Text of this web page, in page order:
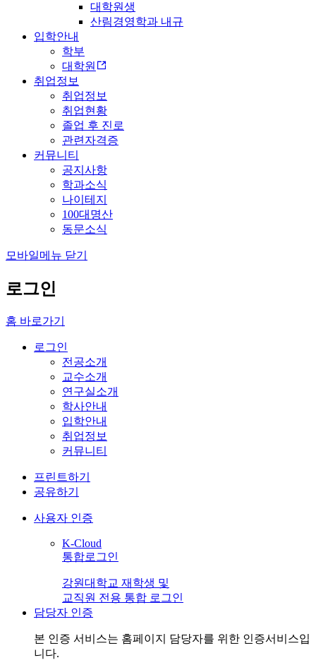
대학원생
산림경영학과 내규
입학안내
학부
대학원
취업정보
취업정보
취업현황
졸업 후 진로
관련자격증
커뮤니티
공지사항
학과소식
나이테지
100대명산
동문소식
모바일메뉴 닫기
로그인
홈 바로가기
로그인
전공소개
교수소개
연구실소개
학사안내
입학안내
취업정보
커뮤니티
프린트하기
공유하기
사용자 인증
K-Cloud
통합로그인
강원대학교 재학생 및
교직원 전용 통합 로그인
담당자 인증
본 인증 서비스는 홈페이지 담당자를 위한 인증서비스입
니다.